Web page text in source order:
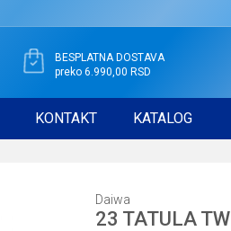
BESPLATNA DOSTAVA
preko 6.990,00 RSD
KONTAKT KATALOG
Daiwa
23 TATULA